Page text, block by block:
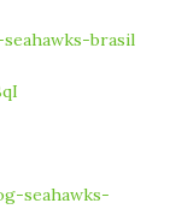
brasil
seahawks-